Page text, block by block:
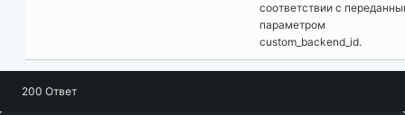
соответствии с
параметром
custom_backend_id.
200 Ответ